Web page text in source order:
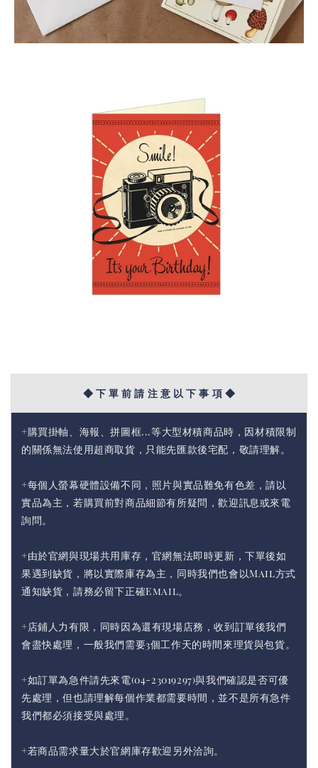
◆ 下 單 前 請 注 意 以 下 事 項 ◆
+購買掛軸、海報、拼圖框...等大型材積商品時，因材積限制
的關係無法使用超商取貨，只能先匯款後宅配，敬請理解。
+每個人螢幕硬體設備不同，照片與實品難免有色差，請以
實品為主，若購買前對商品細節有所疑問，歡迎訊息或來電
詢問。
+由於官網與現場共用庫存，官網無法即時更新，下單後如
果遇到缺貨，將以實際庫存為主，同時我們也會以Mail方式
通知缺貨，請務必留下正確Email。
+店鋪人力有限，同時因為還有現場店務，收到訂單後我們
會盡快處理，一般我們需要3個工作天的時間來理貨與包貨。
+如訂單為急件請先來電(04-23019297)與我們確認是否可優
先處理，但也請理解每個作業都需要時間，並不是所有急件
我們都必須接受與處理。
+若商品需求量大於官網庫存歡迎另外洽詢。